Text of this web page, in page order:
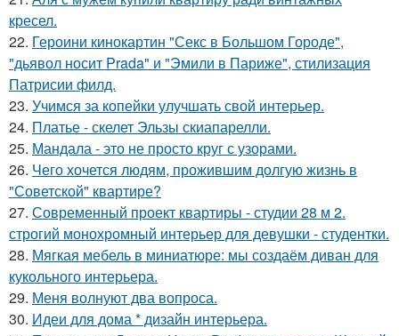
кресел.
22. Героини кинокартин "Секс в Большом Городе",
"дьявол носит Prada" и "Эмили в Париже", стилизация
Патрисии филд.
23. Учимся за копейки улучшать свой интерьер.
24. Платье - скелет Эльзы скиапарелли.
25. Мандала - это не просто круг с узорами.
26. Чего хочется людям, прожившим долгую жизнь в
"Советской" квартире?
27. Современный проект квартиры - студии 28 м 2.
строгий монохромный интерьер для девушки - студентки.
28. Мягкая мебель в миниатюре: мы создаём диван для
кукольного интерьера.
29. Меня волнуют два вопроса.
30. Идеи для дома * дизайн интерьера.